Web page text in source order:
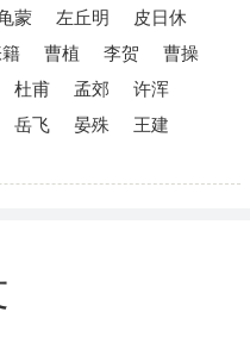
蒙 左丘明
皮日休
曹植 李贺
曹操
杜甫 孟郊
许浑
岳飞 晏殊
王建